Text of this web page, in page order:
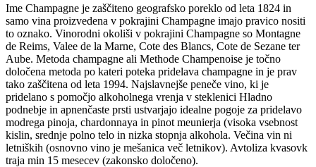
Ime Champagne je zaščiteno geografsko poreklo od leta 1824 in
samo vina proizvedena v pokrajini Champagne imajo pravico nositi
to oznako. Vinorodni okoliši v pokrajini Champagne so Montagne
de Reims, Valee de la Marne, Cote des Blancs, Cote de Sezane ter
Aube. Metoda champagne ali Methode Champenoise je točno
določena metoda po kateri poteka pridelava champagne in je prav
tako zaščitena od leta 1994. Najslavnejše peneče vino, ki je
pridelano s pomočjo alkoholnega vrenja v steklenici Hladno
podnebje in apnenčaste prsti ustvarjajo idealne pogoje za pridelavo
modrega pinoja, chardonnaya in pinot meunierja (visoka vsebnost
kislin, srednje polno telo in nizka stopnja alkohola. Večina vin ni
letniških (osnovno vino je mešanica več letnikov). Avtoliza kvasovk
traja min 15 mesecev (zakonsko določeno).